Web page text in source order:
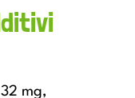
mg,